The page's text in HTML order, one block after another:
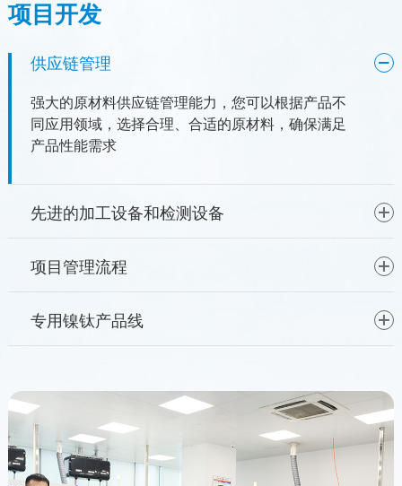
项目开发
供应链管理
强大的原材料供应链管理能力，您可以根据产品不
同应用领域，选择合理、合适的原材料，确保满足
产品性能需求
先进的加工设备和检测设备
项目管理流程
专用镍钛产品线